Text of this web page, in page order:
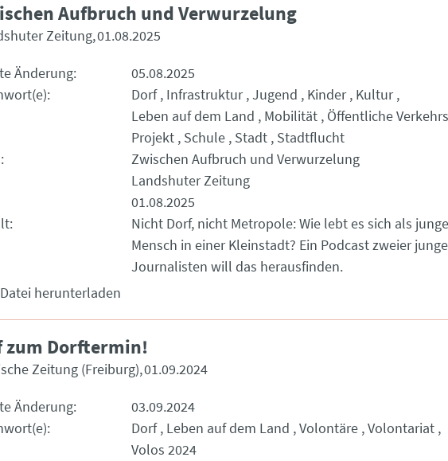
Aufbruch und Verwurzelung
Zeitung 01.08.2025
Änderung
05.08.2025
Dorf Infrastruktur Jugend Kinder Kultur
Leben auf dem Land
Mobilität Öffentliche
Projekt Schule Stadt Stadtflucht
Zwischen Aufbruch und Verwurzelung
Landshuter Zeitung
01.08.2025
Nicht Dorf, nicht Metropole: Wie lebt es sich als
Mensch in einer Kleinstadt? Ein Podcast zweier
Journalisten will das herausfinden.
Datei herunterladen
zum Dorftermin!
Zeitung (Freiburg) 01.09.2024
Änderung
03.09.2024
Dorf Leben auf dem Land Volontäre Volontariat
Volos 2024